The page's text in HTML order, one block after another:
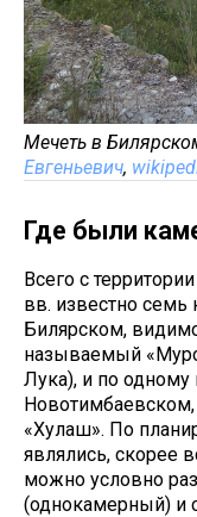
Мечеть в
Евгеньевич,
Где были
Всего с
вв. известно семь
Билярском,
называемый
Лука), и по
«Хулаш». По
являлись, скорее
можно условно
(однокамерный) и